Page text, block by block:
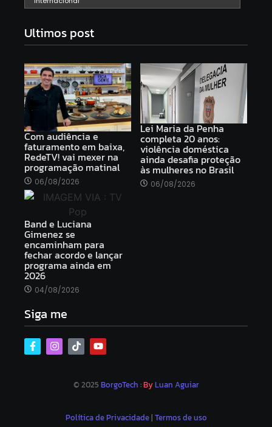
Ultimos post
Com audiência e
faturamento em baixa,
RedeTV! vai mexer na
programação matinal
06/08/2026
Lei Maria da Penha
completa 20 anos:
violência doméstica
ainda desafia proteção
às mulheres no Brasil
06/08/2026
Band e Luciana
Gimenez se
encaminham para
fechar acordo e lançar
programa ainda em
2026
04/08/2026
Siga me
© 2025 BorgoTech : ByLuan Aguiar
Política de Privacidade| Termos de uso